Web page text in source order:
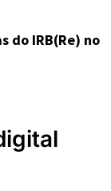
do IRB(Re) no